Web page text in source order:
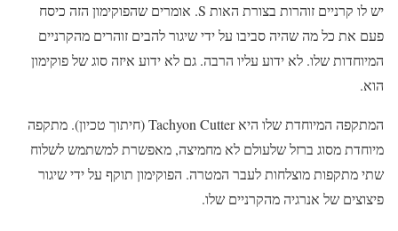
יש לו קרניים זוהרות בצורת האות S. אומרים שהפוקימון הזה כיסח
פעם את כל מה שהיה סביבו על ידי שיגור להבים זוהרים מהקרניים
המיוחדות שלו. לא ידוע עליו הרבה. גם לא ידוע איזה סוג של פוקימון
הוא.
המתקפה המיוחדת שלו היא Tachyon Cutter (חיתוך טכיון). מתקפה
מיוחדת מסוג ברזל שלעולם לא מחמיצה, מאפשרת למשתמש לשלוח
שתי מתקפות מוצלחות לעבר המטרה. הפוקימון תוקף על ידי שיגור
פיצוצים של אנרגיה מהקרניים שלו.